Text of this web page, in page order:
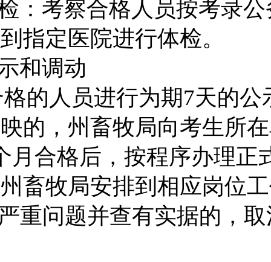
： 考察合格人员按考录
指定医院进行体检。
和调动
的人员进行为期7天的公
的，州畜牧局向考生所
月合格后，按程序办理正
畜牧局安排到相应岗位
重问题并查有实据的，